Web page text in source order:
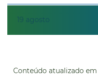
19 agosto
Conteúdo atualizado em